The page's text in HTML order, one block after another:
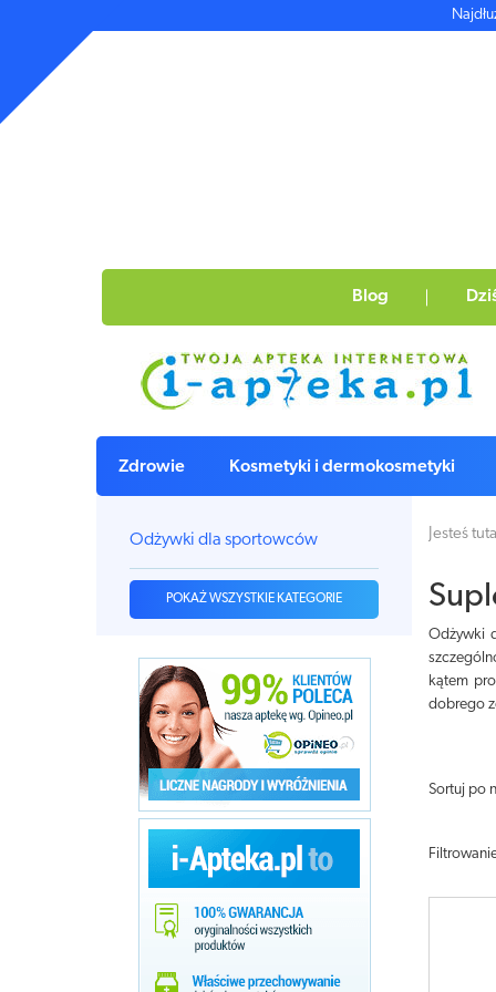
Blog
Zdrowie Kosmetyki i dermokosmetyki
Odżywki dla sportowców
POKAŻ WSZYSTKIE KATEGORIE
Jesteś
Odżywki
kątem
dobrego
Sortuj po